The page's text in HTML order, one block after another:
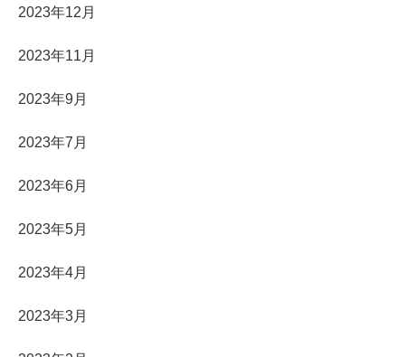
2023年12月
2023年11月
2023年9月
2023年7月
2023年6月
2023年5月
2023年4月
2023年3月